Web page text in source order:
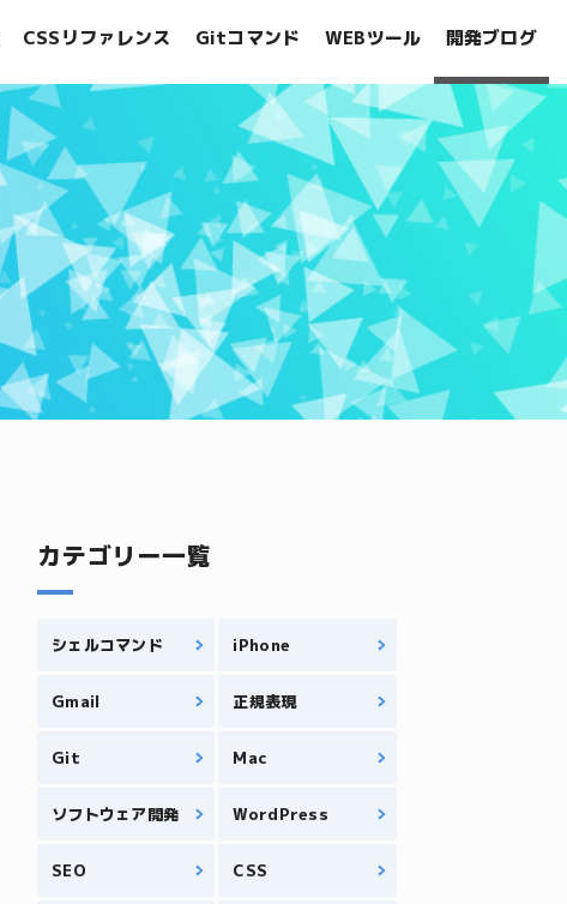
CSSリファレンス Gitコマンド WEBツール 開発ブログ
カテゴリー一覧
シェルコマンド iPhone
Gmail 正規表現
Git Mac
ソフトウェア開発 WordPress
SEO CSS